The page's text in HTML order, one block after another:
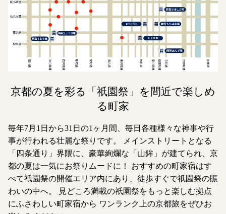
京都の夏を彩る「祇園祭」を間近で楽しめ
る町家
毎年7月1日から31日の1ヶ月間、毎日各種様々な神事や行
事が行われる壮麗な祭りです。
メインストリートとなる
「四条通り」界隈に、豪華絢爛な「山鉾」が建てられ、京
都の夏は一気にお祭りムードに！
おすすめの町家宿はす
べて祇園祭の開催エリア内にあり、徒歩すぐで祇園祭の賑
わいの中へ。
見どころ満載の祇園祭をもっと楽しむ拠点
にふさわしい町家宿から ワンランク上の京都旅をぜひお